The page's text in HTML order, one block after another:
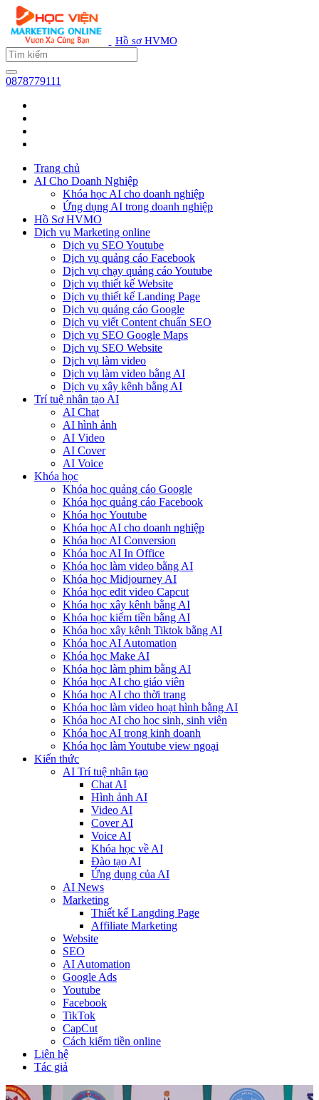
Hồ sơ HVMO
0878779111
Trang chủ
AI Cho Doanh Nghiệp
Khóa học AI cho doanh nghiệp
Ứng dụng AI trong doanh nghiệp
Hồ Sơ HVMO
Dịch vụ Marketing online
Dịch vụ SEO Youtube
Dịch vụ quảng cáo Facebook
Dịch vụ chạy quảng cáo Youtube
Dịch vụ thiết kế Website
Dịch vụ thiết kế Landing Page
Dịch vụ quảng cáo Google
Dịch vụ viết Content chuẩn SEO
Dịch vụ SEO Google Maps
Dịch vụ SEO Website
Dịch vụ làm video
Dịch vụ làm video bằng AI
Dịch vụ xây kênh bằng AI
Trí tuệ nhân tạo AI
AI Chat
AI hình ảnh
AI Video
AI Cover
AI Voice
Khóa học
Khóa học quảng cáo Google
Khóa học quảng cáo Facebook
Khóa học Youtube
Khóa học AI cho doanh nghiệp
Khóa học AI Conversion
Khóa học AI In Office
Khóa học làm video bằng AI
Khóa học Midjourney AI
Khóa học edit video Capcut
Khóa học xây kênh bằng AI
Khóa học kiếm tiền bằng AI
Khóa học xây kênh Tiktok bằng AI
Khóa học AI Automation
Khóa học Make AI
Khóa học làm phim bằng AI
Khóa học AI cho giáo viên
Khóa học AI cho thời trang
Khóa học làm video hoạt hình bằng AI
Khóa học AI cho học sinh, sinh viên
Khóa hoc AI trong kinh doanh
Khóa học làm Youtube view ngoại
Kiến thức
AI Trí tuệ nhân tạo
Chat AI
Hình ảnh AI
Video AI
Cover AI
Voice AI
Khóa học về AI
Đào tạo AI
Ứng dụng của AI
AI News
Marketing
Thiết kế Langding Page
Affiliate Marketing
Website
SEO
AI Automation
Google Ads
Youtube
Facebook
TikTok
CapCut
Cách kiếm tiền online
Liên hệ
Tác giả